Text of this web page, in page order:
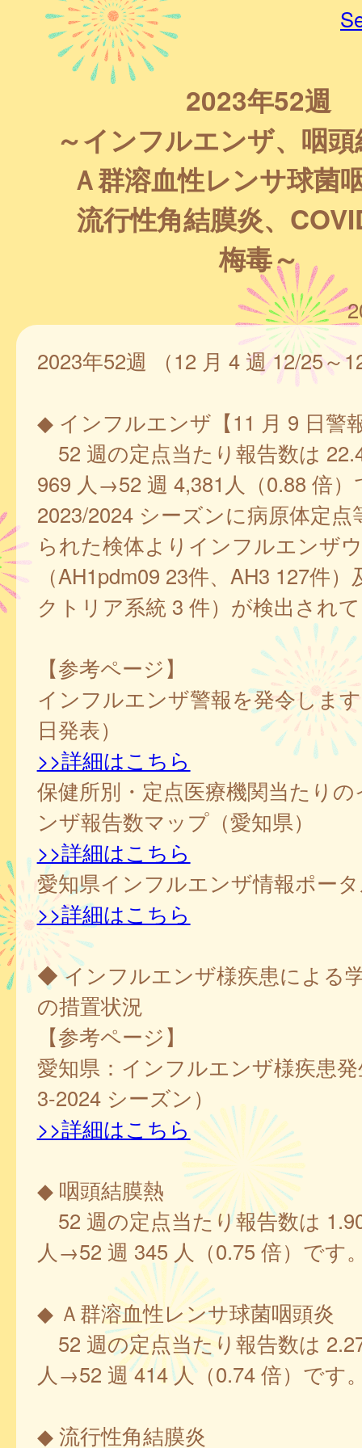
2023年52週
～インフルエンザ、咽
Ａ群溶血性レンサ球菌
流行性角結膜炎、
梅毒～
2023年52週 （12 月 4 週 12/25～
◆ インフルエンザ【11 月 9 日警
52 週の定点当たり報告数は
969 人→52 週 4,381人（0.88 倍）
2023/2024 シーズンに病原体定点
られた検体よりインフルエンザ
（AH1pdm09 23件、AH3 127件
クトリア系統 3 件）が検出され
【参考ページ】
インフルエンザ警報を発令しま
日発表）
>>詳細はこちら
保健所別・定点医療機関当たり
ンザ報告数マップ（愛知県）
>>詳細はこちら
愛知県インフルエンザ情報ポー
>>詳細はこちら
◆ インフルエンザ様疾患による
の措置状況
【参考ページ】
愛知県：インフルエンザ様疾患
3-2024 シーズン）
>>詳細はこちら
◆ 咽頭結膜熱
52 週の定点当たり報告数は
人→52 週 345 人（0.75 倍）です
◆ Ａ群溶血性レンサ球菌咽頭炎
52 週の定点当たり報告数は
人→52 週 414 人（0.74 倍）です
◆ 流行性角結膜炎